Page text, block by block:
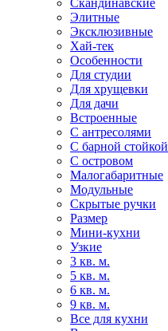
Элитные
Эксклюзивные
Хай-тек
Особенности
Для студии
Для хрущевки
Для дачи
Встроенные
С антресолями
С барной стойкой
С островом
Малогабаритные
Модульные
Скрытые ручки
Размер
Мини-кухни
Узкие
3 кв. м.
5 кв. м.
6 кв. м.
9 кв. м.
Все для кухни